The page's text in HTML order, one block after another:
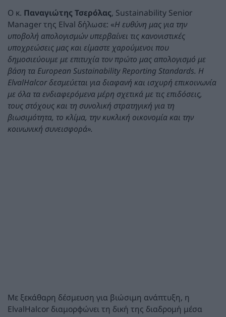
Ο κ. Παναγιώτης Τσερόλας, Sustainability Senior
Manager της Elval δήλωσε: «Η ευθύνη μας για την
υποβολή απολογισμών υπερβαίνει τις κανονιστικές
υποχρεώσεις μας και είμαστε χαρούμενοι που
δημοσιεύουμε με επιτυχία τον πρώτο μας απολογισμό με
βάση τα European Sustainability Reporting Standards. Η
ElvalHalcor δεσμεύεται για διαφανή και ισχυρή επικοινωνία
με όλα τα ενδιαφερόμενα μέρη σχετικά με τις επιδόσεις,
τους στόχους και τη συνολική στρατηγική για τη
βιωσιμότητα, το κλίμα, την κυκλική οικονομία και την
κοινωνική συνεισφορά».
Με ξεκάθαρη δέσμευση για βιώσιμη ανάπτυξη, η
ElvalHalcor διαμορφώνει τη δική της διαδρομή μέσα